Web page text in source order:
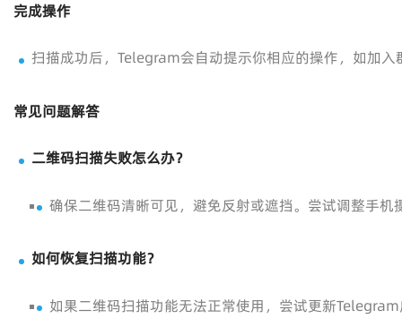
完成操作
扫描成功后，Telegram会自动提示你相应的操作，如加
常见问题解答
二维码扫描失败怎么办？
确保二维码清晰可见，避免反射或遮挡。尝试调整手
如何恢复扫描功能？
如果二维码扫描功能无法正常使用，尝试更新